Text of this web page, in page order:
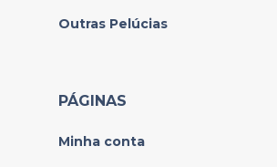
Outras Pelúcias
PÁGINAS
Minha conta